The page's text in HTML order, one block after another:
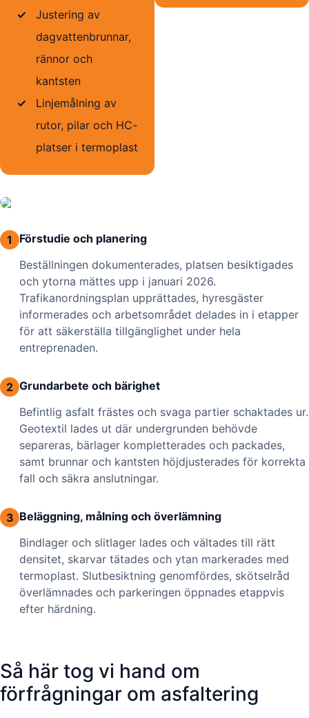
✓
Justering av
dagvattenbrunnar,
rännor och
kantsten
✓
Linjemålning av
rutor, pilar och HC-
platser i termoplast
1
Förstudie och planering
Beställningen dokumenterades, platsen besiktigades
och ytorna mättes upp i januari 2026.
Trafikanordningsplan upprättades, hyresgäster
informerades och arbetsområdet delades in i etapper
för att säkerställa tillgänglighet under hela
entreprenaden.
2 Grundarbete och bärighet
Befintlig asfalt frästes och svaga partier schaktades ur.
Geotextil lades ut där undergrunden behövde
separeras, bärlager kompletterades och packades,
samt brunnar och kantsten höjdjusterades för korrekta
fall och säkra anslutningar.
3 Beläggning, målning och överlämning
Bindlager och slitlager lades och vältades till rätt
densitet, skarvar tätades och ytan markerades med
termoplast. Slutbesiktning genomfördes, skötselråd
överlämnades och parkeringen öppnades etappvis
efter härdning.
Så här tog vi hand om
förfrågningar om asfaltering